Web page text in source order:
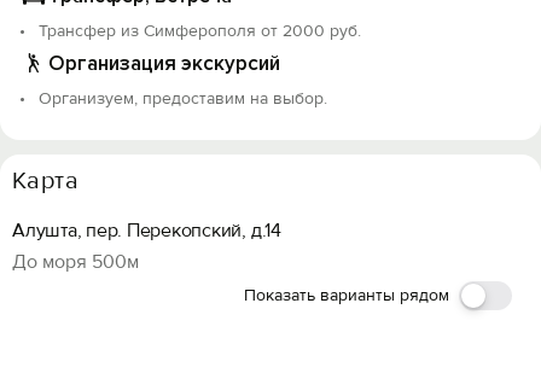
Трансфер из Симферополя от 2000 руб.
Организация экскурсий
Организуем, предоставим на выбор.
Карта
Алушта, пер. Перекопский, д.14
До моря 500м
Показать варианты рядом